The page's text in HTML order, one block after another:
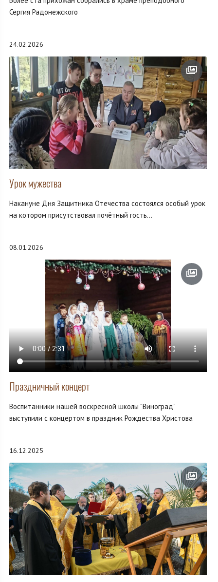
Сергия Радонежского
24.02.2026
Урок мужества
Накануне Дня Защитника Отечества состоялся особый урок
на котором присутствовал почётный гость...
08.01.2026
Праздничный концерт
Воспитанники нашей воскресной школы "Виноград"
выступили с концертом в праздник Рождества Христова
16.12.2025